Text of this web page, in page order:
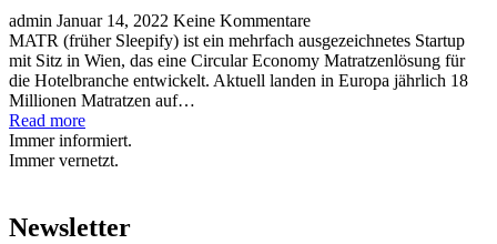
admin Januar 14, 2022 Keine Kommentare
MATR (früher Sleepify) ist ein mehrfach ausgezeichnetes Startup
mit Sitz in Wien, das eine Circular Economy Matratzenlösung für
die Hotelbranche entwickelt. Aktuell landen in Europa jährlich 18
Millionen Matratzen auf…
Read more
Immer informiert.
Immer vernetzt.
Newsletter